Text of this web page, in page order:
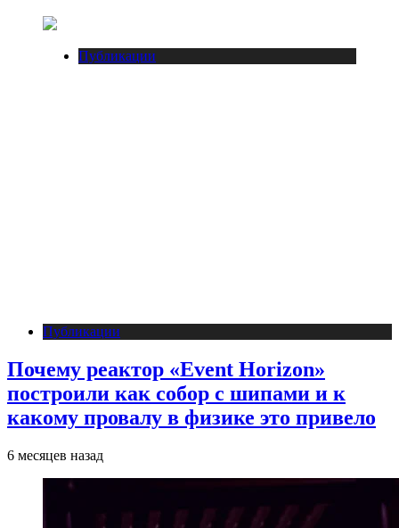
Публикации
Публикации
Почему реактор «Event Horizon»
построили как собор с шипами и к
какому провалу в физике это привело
6 месяцев назад